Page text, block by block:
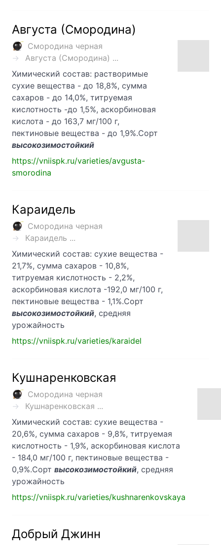
Августа (Смородина)
Смородина черная
Августа (Смородина) ...
Химический состав: растворимые
сухие вещества - до 18,8%, сумма
сахаров - до 14,0%, титруемая
кислотность -до 1,5%, аскорбиновая
кислота - до 163,7 мг/100 г,
пектиновые вещества - до 1,9%.Сорт
высокозимостойкий
https://vniispk.ru/varieties/avgusta-
smorodina
Караидель
Смородина черная
Караидель ...
Химический состав: сухие вещества -
21,7%, сумма сахаров - 10,8%,
титруемая кислотность - 2,2%,
аскорбиновая кислота -192,0 мг/100 г,
пектиновые вещества - 1,1%.Сорт
высокозимостойкий, средняя
урожайность
https://vniispk.ru/varieties/karaidel
Кушнаренковская
Смородина черная
Кушнаренковская ...
Химический состав: сухие вещества -
20,6%, сумма сахаров - 9,8%, титруемая
кислотность - 1,9%, аскорбиновая кислота
- 184,0 мг/100 г, пектиновые вещества -
0,9%.Сорт высокозимостойкий, средняя
урожайность
https://vniispk.ru/varieties/kushnarenkovskaya
Добрый Джинн